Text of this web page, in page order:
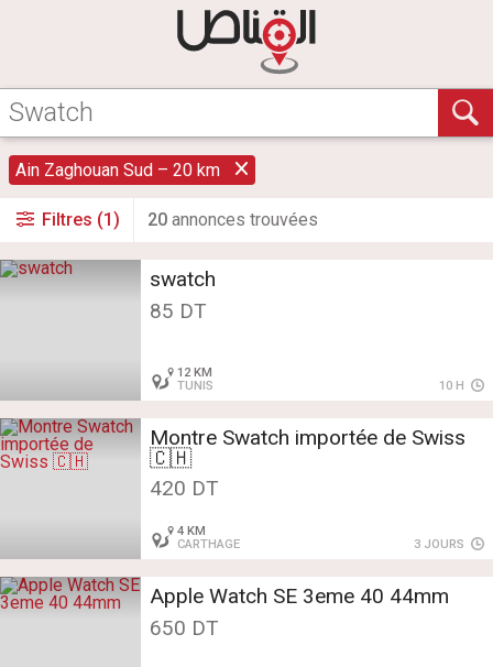
Ain Zaghouan Sud – 20 km
Filtres (1) 20 annonces trouvées
swatch
85 DT
12 KM
TUNIS
10 H
Montre Swatch importée de Swiss
🇨🇭
420 DT
4 KM
CARTHAGE
3 JOURS
Apple Watch SE 3eme 40 44mm
650 DT